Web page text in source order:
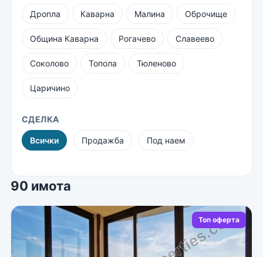
Дропла Каварна Малина Оброчище
Община Каварна Рогачево Славеево
Соколово Топола Тюленово
Царичино
СДЕЛКА
Всички Продажба Под наем
90 имота
Топ оферта